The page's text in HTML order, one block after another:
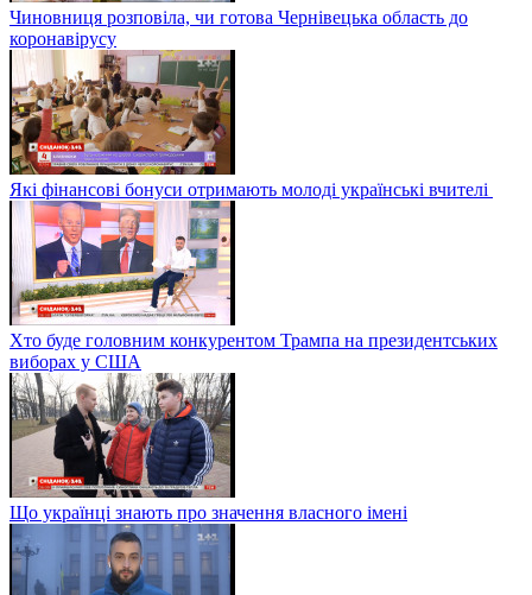
Чиновниця розповіла, чи готова Чернівецька область до
коронавірусу
Які фінансові бонуси отримають молоді українські вчителі
Хто буде головним конкурентом Трампа на президентських
виборах у США
Що українці знають про значення власного імені